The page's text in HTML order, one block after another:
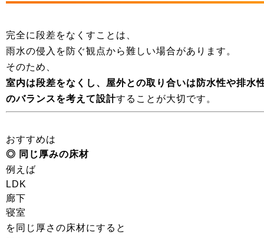
完全に段差をなくすことは、
雨水の侵入を防ぐ観点から難しい場合があります。
そのため、
室内は段差をなくし、屋外との取り合いは防水性や排水
のバランスを考えて設計することが大切です。
おすすめは
◎ 同じ厚みの床材
例えば
LDK
廊下
寝室
を同じ厚さの床材にすると